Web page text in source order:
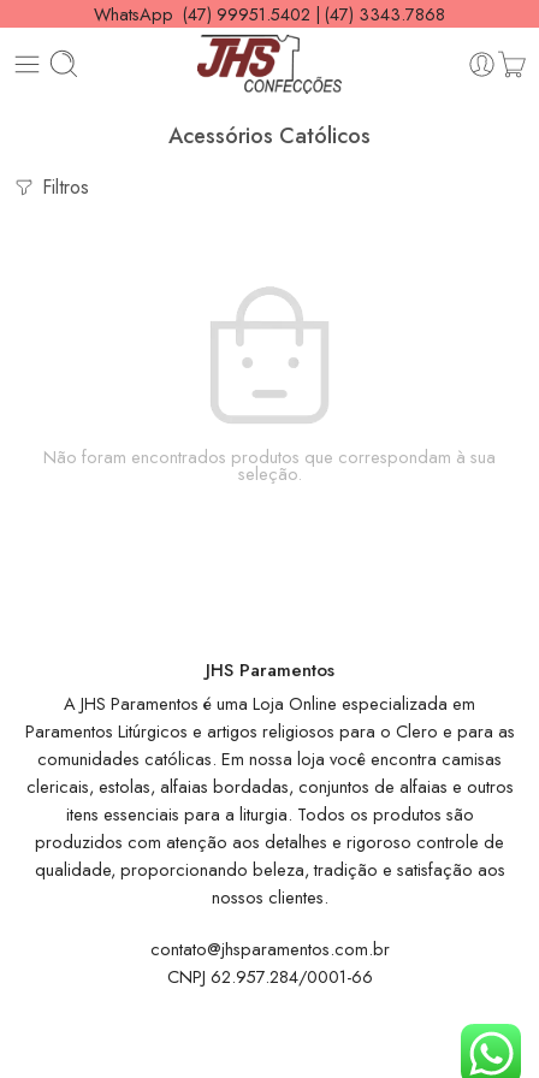
WhatsApp (47) 99951.5402 | (47) 3343.7868
Acessórios Católicos
Filtros
Não foram encontrados produtos que correspondam à sua
seleção.
JHS Paramentos
A JHS Paramentos é uma Loja Online especializada em
Paramentos Litúrgicos e artigos religiosos para o Clero e para as
comunidades católicas. Em nossa loja você encontra camisas
clericais, estolas, alfaias bordadas, conjuntos de alfaias e outros
itens essenciais para a liturgia. Todos os produtos são
produzidos com atenção aos detalhes e rigoroso controle de
qualidade, proporcionando beleza, tradição e satisfação aos
nossos clientes.
contato@jhsparamentos.com.br
CNPJ 62.957.284/0001-66